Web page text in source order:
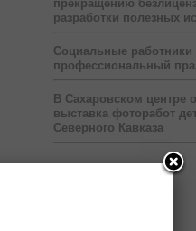
прекращению
разработки полезных
Социальные работники
профессиональный
В Сахаровском центре
выставка фоторабот
Северного Кавказа